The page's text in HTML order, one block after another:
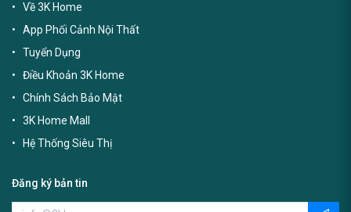
Về 3K Home
App Phối Cảnh Nội Thất
Tuyển Dụng
Điều Khoản 3K Home
Chính Sách Bảo Mật
3K Home Mall
Hệ Thống Siêu Thị
Đăng ký bản tin